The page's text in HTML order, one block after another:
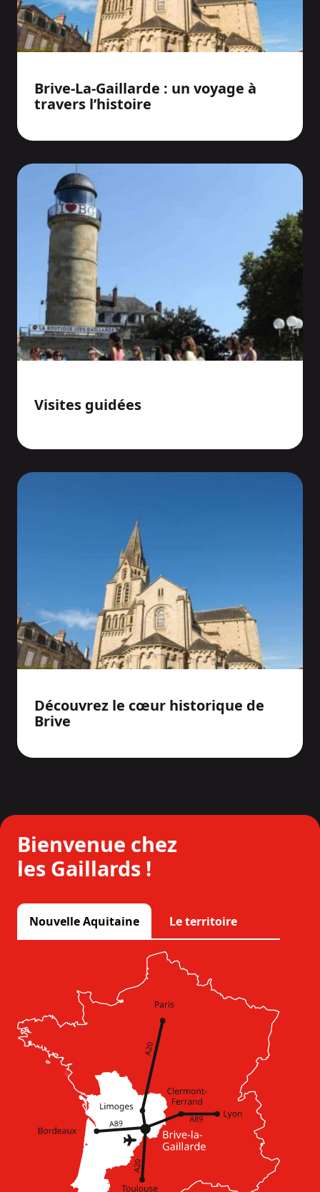
Brive-La-Gaillarde : un voyage à
travers l’histoire
Visites guidées
Découvrez le cœur historique de
Brive
Bienvenue chez
les Gaillards !
Nouvelle Aquitaine Le territoire